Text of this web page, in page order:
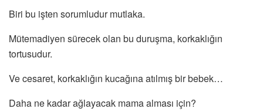
Biri bu işten sorumludur mutlaka.
Mütemadiyen sürecek olan bu duruşma, korkaklığın
tortusudur.
Ve cesaret, korkaklığın kucağına atılmış bir bebek…
Daha ne kadar ağlayacak mama alması için?